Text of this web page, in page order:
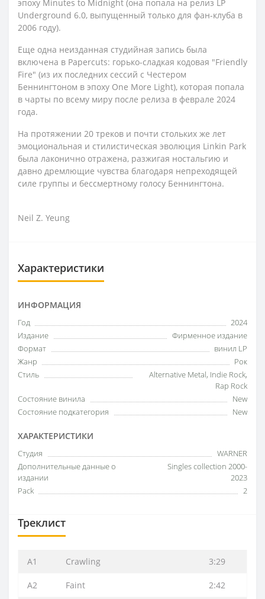
эпоху Minutes to Midnight (она попала на релиз LP
Underground 6.0, выпущенный только для фан-клуба в
2006 году).
Еще одна неизданная студийная запись была
включена в Papercuts: горько-сладкая кодовая "Friendly
Fire" (из их последних сессий с Честером
Беннингтоном в эпоху One More Light), которая попала
в чарты по всему миру после релиза в феврале 2024
года.
На протяжении 20 треков и почти стольких же лет
эмоциональная и стилистическая эволюция Linkin Park
была лаконично отражена, разжигая ностальгию и
давно дремлющие чувства благодаря непреходящей
силе группы и бессмертному голосу Беннингтона.
Neil Z. Yeung
Характеристики
ИНФОРМАЦИЯ
Год
2024
Издание
Фирменное издание
Формат
винил LP
Жанр
Рок
Стиль
Alternative Metal, Indie Rock,
Rap Rock
Состояние винила
New
Состояние подкатегория
New
ХАРАКТЕРИСТИКИ
Студия
WARNER
Дополнительные данные о
издании
Singles collection 2000-
2023
Pack
2
Треклист
A1 Crawling 3:29
A2 Faint 2:42